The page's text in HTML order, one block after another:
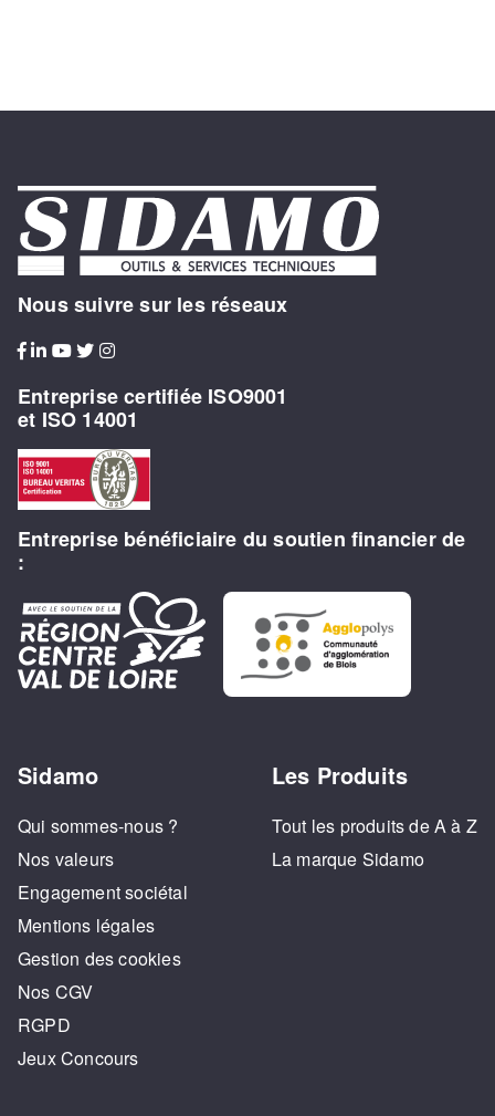
Nous suivre sur les réseaux
Entreprise certifiée ISO9001
et ISO 14001
Entreprise bénéficiaire du soutien financier de
:
Sidamo
Qui sommes-nous ?
Nos valeurs
Engagement sociétal
Mentions légales
Gestion des cookies
Nos CGV
RGPD
Jeux Concours
Les Produits
Tout les produits de A à Z
La marque Sidamo